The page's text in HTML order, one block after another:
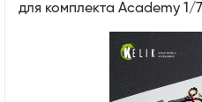
для комплекта Academy 1/